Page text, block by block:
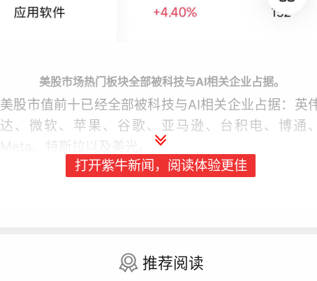
美股市场热门板块全部被科技与AI相关企业占据。
美股市值前十已经全部被科技与AI相关企业占据：英
达、微软、苹果、谷歌、亚马逊、台积电、博通
Meta、特斯拉以及美光。
的代表企业，全部消失在市值前十之列。
打开紫牛新闻，阅读体验更佳
推荐阅读